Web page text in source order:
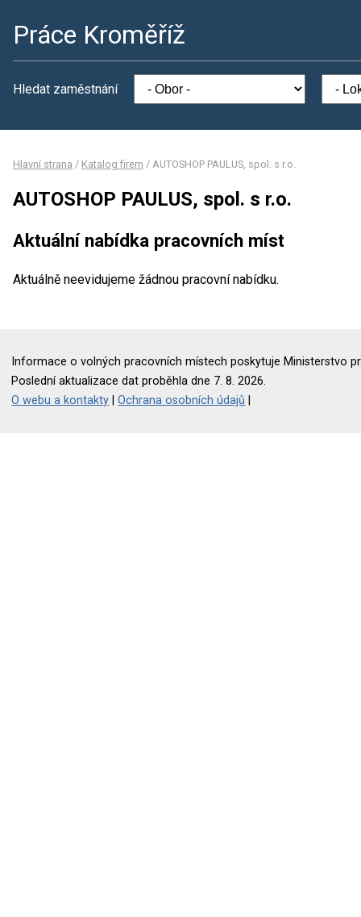
Práce Kroměříž
Hledat zaměstnání
Hlavní strana / Katalog firem / AUTOSHOP PAULUS, spol. s r.o.
AUTOSHOP PAULUS, spol. s r.o.
Aktuální nabídka pracovních míst
Aktuálně neevidujeme žádnou pracovní nabídku.
Informace o volných pracovních místech poskytuje Ministerstvo
Poslední aktualizace dat proběhla dne 7. 8. 2026.
O webu a kontakty |Ochrana osobních údajů